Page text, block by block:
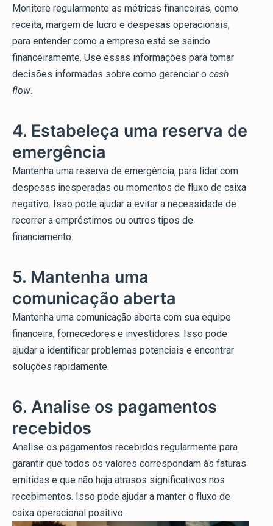
Monitore regularmente as métricas financeiras, como
receita, margem de lucro e despesas operacionais,
para entender como a empresa está se saindo
financeiramente. Use essas informações para tomar
decisões informadas sobre como gerenciar o cash
flow.
4. Estabeleça uma reserva de
emergência
Mantenha uma reserva de emergência, para lidar com
despesas inesperadas ou momentos de fluxo de caixa
negativo. Isso pode ajudar a evitar a necessidade de
recorrer a empréstimos ou outros tipos de
financiamento.
5. Mantenha uma
comunicação aberta
Mantenha uma comunicação aberta com sua equipe
financeira, fornecedores e investidores. Isso pode
ajudar a identificar problemas potenciais e encontrar
soluções rapidamente.
6. Analise os pagamentos
recebidos
Analise os pagamentos recebidos regularmente para
garantir que todos os valores correspondam às faturas
emitidas e que não haja atrasos significativos nos
recebimentos. Isso pode ajudar a manter o fluxo de
caixa operacional positivo.